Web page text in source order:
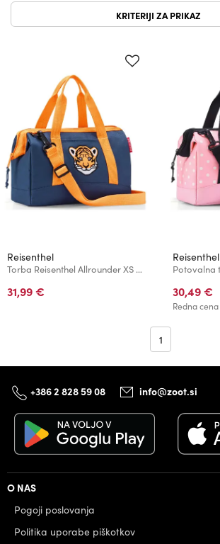
KRITERIJI ZA PRIKAZ
Reisenthel
Torba Reisenthel Allrounder XS Kids Tiger Navy
31,99 €
Reisenthel
30,49 €
Redna cena
1
+386 2 828 59 08 info@zoot.si
O NAS
Pogoji poslovanja
Politika uporabe piškotkov